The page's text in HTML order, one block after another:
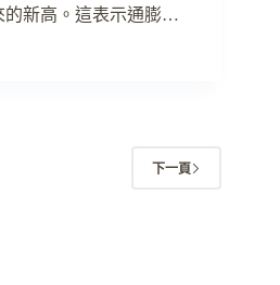
的新高。這表示通膨…
下一頁